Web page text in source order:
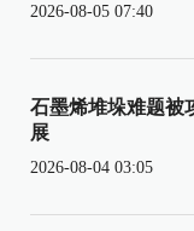
2026-08-05 07:40
石墨烯堆垛难题被
展
2026-08-04 03:05